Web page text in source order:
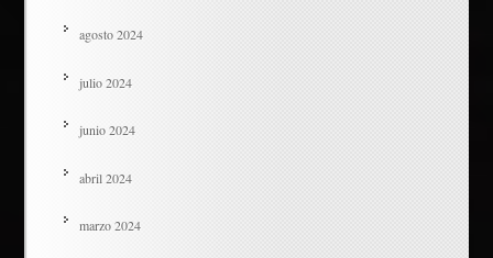
agosto 2024
julio 2024
junio 2024
abril 2024
marzo 2024